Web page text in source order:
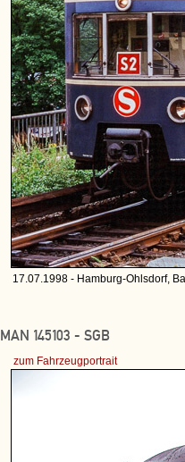
17.07.1998 - Hamburg-Ohlsdorf,
MAN 145103 - SGB
zum Fahrzeugportrait